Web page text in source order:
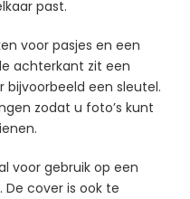
past.
voor pasjes en een
achterkant zit een
een sleutel.
zodat u foto’s kunt
voor gebruik op een
cover is ook te